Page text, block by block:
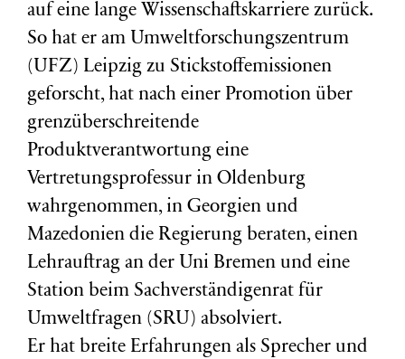
auf eine lange Wissenschaftskarriere zurück.
So hat er am Umweltforschungszentrum
(UFZ) Leipzig zu Stickstoffemissionen
geforscht, hat nach einer Promotion über
grenzüberschreitende
Produktverantwortung eine
Vertretungsprofessur in Oldenburg
wahrgenommen, in Georgien und
Mazedonien die Regierung beraten, einen
Lehrauftrag an der Uni Bremen und eine
Station beim Sachverständigenrat für
Umweltfragen (SRU) absolviert.
Er hat breite Erfahrungen als Sprecher und